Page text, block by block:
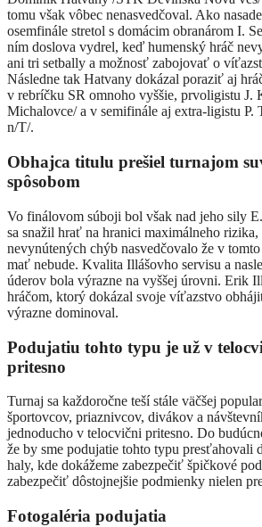
tomu však vôbec nenasvedčoval. Ako
osemfinále stretol s domácim obranárom I.
ním doslova vydrel, keď humenský hráč
ani tri setbally a možnosť zabojovať o
Následne tak Hatvany dokázal poraziť aj
v rebríčku SR omnoho vyššie, prvoligistu J.
Michalovce/ a v semifinále aj extra-ligistu
n/T/.
Obhajca titulu prešiel turnajom
spôsobom
Vo finálovom súboji bol však nad jeho sily
sa snažil hrať na hranici maximálneho
nevynútených chýb nasvedčovalo že v
mať nebude. Kvalita Illášovho servisu a
úderov bola výrazne na vyššej úrovni. Erik
hráčom, ktorý dokázal svoje víťazstvo
výrazne dominoval.
Podujatiu tohto typu je už v
pritesno
Turnaj sa každoročne teší stále väčšej
športovcov, priaznivcov, divákov a
jednoducho v telocvični pritesno. Do
že by sme podujatie tohto typu presťahovali
haly, kde dokážeme zabezpečiť špičkové
zabezpečiť dôstojnejšie podmienky nielen
Fotogaléria podujatia